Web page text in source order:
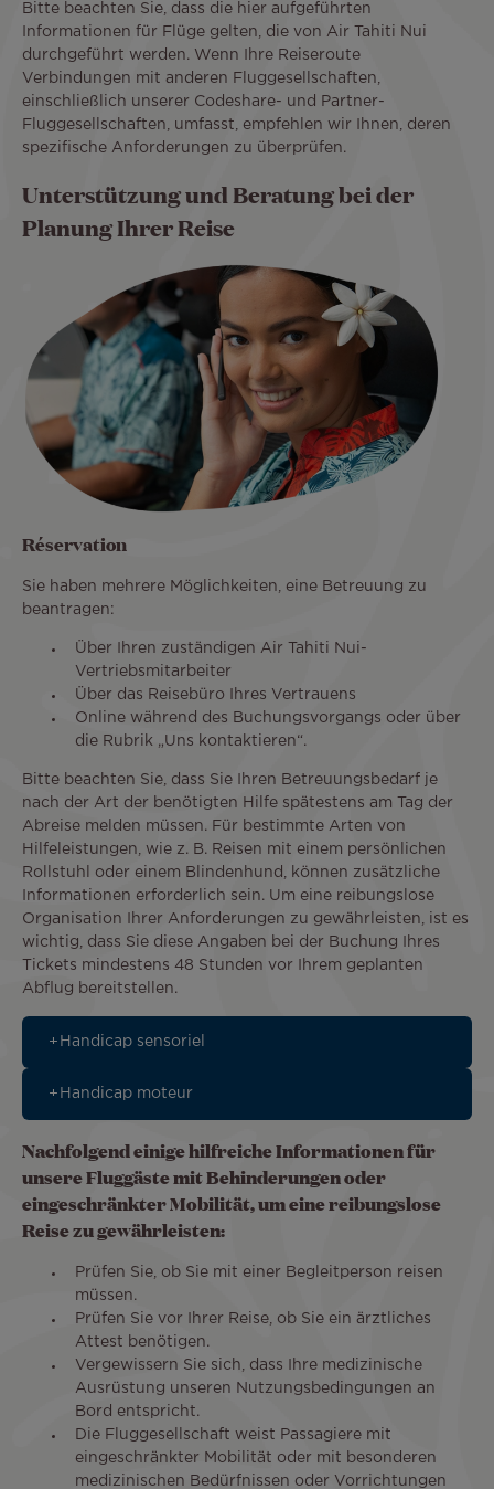
Bitte beachten Sie, dass die hier aufgeführten
Informationen für Flüge gelten, die von Air Tahiti Nui
durchgeführt werden. Wenn Ihre Reiseroute
Verbindungen mit anderen Fluggesellschaften,
einschließlich unserer Codeshare- und Partner-
Fluggesellschaften, umfasst, empfehlen wir Ihnen, deren
spezifische Anforderungen zu überprüfen.
Unterstützung und Beratung bei der
Planung Ihrer Reise
Réservation
Sie haben mehrere Möglichkeiten, eine Betreuung zu
beantragen:
Über Ihren zuständigen Air Tahiti Nui-
Vertriebsmitarbeiter
Über das Reisebüro Ihres Vertrauens
Online während des Buchungsvorgangs oder über
die Rubrik „Uns kontaktieren“.
Bitte beachten Sie, dass Sie Ihren Betreuungsbedarf je
nach der Art der benötigten Hilfe spätestens am Tag der
Abreise melden müssen. Für bestimmte Arten von
Hilfeleistungen, wie z. B. Reisen mit einem persönlichen
Rollstuhl oder einem Blindenhund, können zusätzliche
Informationen erforderlich sein. Um eine reibungslose
Organisation Ihrer Anforderungen zu gewährleisten, ist es
wichtig, dass Sie diese Angaben bei der Buchung Ihres
Tickets mindestens 48 Stunden vor Ihrem geplanten
Abflug bereitstellen.
Handicap sensoriel
Handicap moteur
Nachfolgend einige hilfreiche Informationen für
unsere Fluggäste mit Behinderungen oder
eingeschränkter Mobilität, um eine reibungslose
Reise zu gewährleisten:
Prüfen Sie, ob Sie mit einer Begleitperson reisen
müssen.
Prüfen Sie vor Ihrer Reise, ob Sie ein ärztliches
Attest benötigen.
Vergewissern Sie sich, dass Ihre medizinische
Ausrüstung unseren Nutzungsbedingungen an
Bord entspricht.
Die Fluggesellschaft weist Passagiere mit
eingeschränkter Mobilität oder mit besonderen
medizinischen Bedürfnissen oder Vorrichtungen